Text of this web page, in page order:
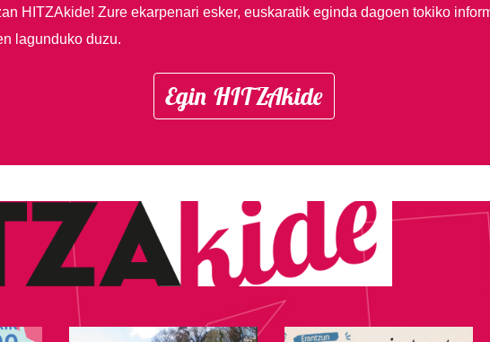
HITZAkide! Zure ekarpenari esker, euskaratik eginda dagoen tokiko
lagunduko duzu.
Egin HITZAkide